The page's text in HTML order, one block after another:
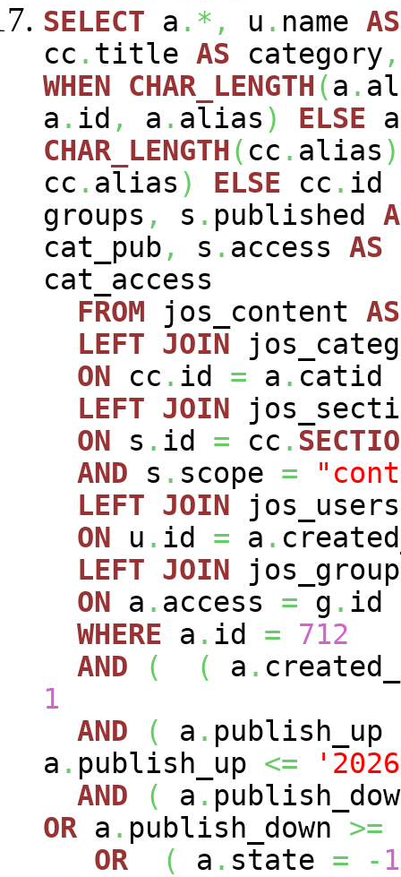
SELECT a .*, u . name AS
cc . title AS category ,
WHEN
CHAR_LENGTH(a .
a . id , a . alias ) ELSE a
CHAR_LENGTH( cc . alias )
cc . alias ) ELSE cc . id
groups , s . published
cat_pub , s . access AS
cat_access
FROM jos_content AS
LEFT JOIN
ON cc . id = a . catid
LEFT JOIN
ON s . id = cc .
AND s . scope =
LEFT JOIN
ON u . id = a .
LEFT JOIN
ON a . access = g . id
WHERE a . id =
712
AND
( ( a .
1
AND
( a . publish_up
a . publish_up <=
AND
( a .
OR a . publish_down >=
OR
( a . state = - 1